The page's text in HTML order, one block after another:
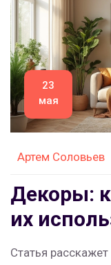
23
мая
Артем Соловьев
Декоры:
их
Статья